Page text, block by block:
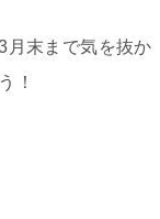
月末まで気を抜か
！